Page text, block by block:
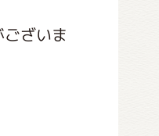
ざいま